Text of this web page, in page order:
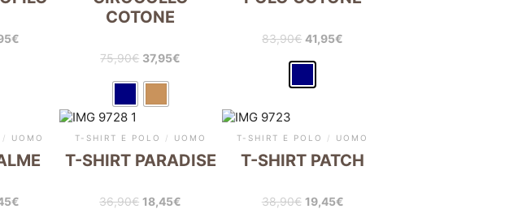
€
COTONE
75,90€ 37,95€
83,90€ 41,95€
/ UOMO
€
T-SHIRT E POLO / UOMO
T-SHIRT PARADISE
36,90€ 18,45€
T-SHIRT E POLO / UOMO
T-SHIRT PATCH
38,90€ 19,45€